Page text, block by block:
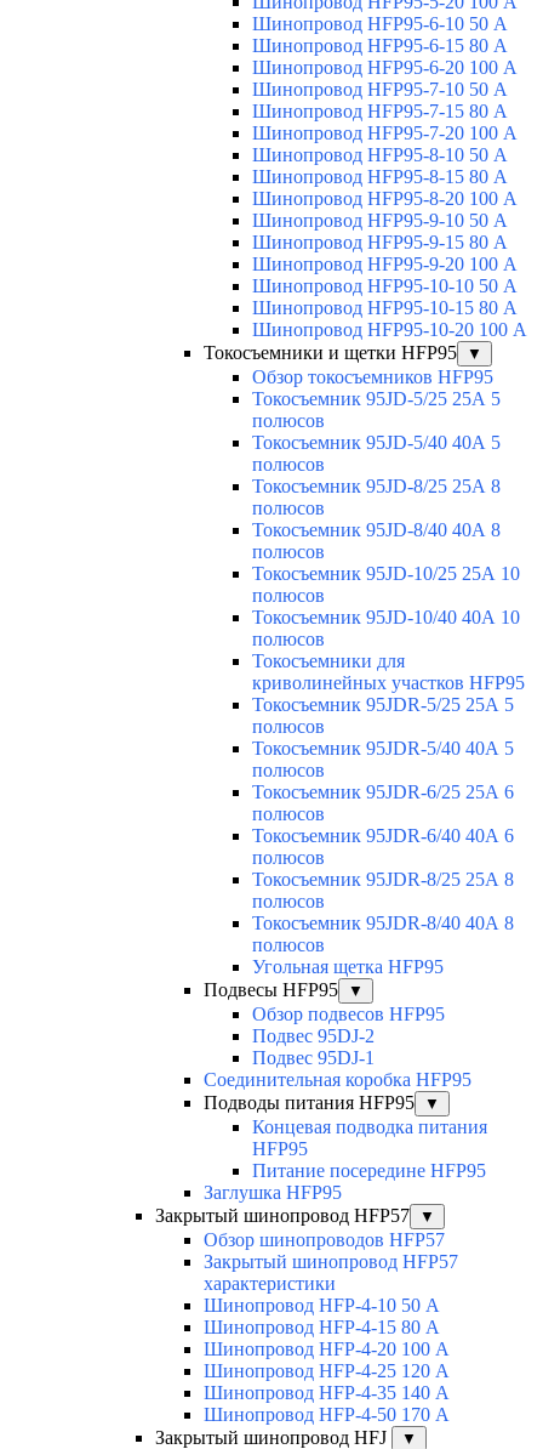
Шинопровод HFP95-6-10 50 А
Шинопровод HFP95-6-15 80 А
Шинопровод HFP95-6-20 100 А
Шинопровод HFP95-7-10 50 А
Шинопровод HFP95-7-15 80 А
Шинопровод HFP95-7-20 100 А
Шинопровод HFP95-8-10 50 А
Шинопровод HFP95-8-15 80 А
Шинопровод HFP95-8-20 100 А
Шинопровод HFP95-9-10 50 А
Шинопровод HFP95-9-15 80 А
Шинопровод HFP95-9-20 100 А
Шинопровод HFP95-10-10 50 А
Шинопровод HFP95-10-15 80 А
Шинопровод HFP95-10-20 100 А
Токосъемники и щетки HFP95
▼
Обзор токосъемников HFP95
Токосъемник 95JD-5/25 25А 5
полюсов
Токосъемник 95JD-5/40 40А 5
полюсов
Токосъемник 95JD-8/25 25А 8
полюсов
Токосъемник 95JD-8/40 40А 8
полюсов
Токосъемник 95JD-10/25 25А 10
полюсов
Токосъемник 95JD-10/40 40А 10
полюсов
Токосъемники для
криволинейных участков HFP95
Токосъемник 95JDR-5/25 25А 5
полюсов
Токосъемник 95JDR-5/40 40А 5
полюсов
Токосъемник 95JDR-6/25 25А 6
полюсов
Токосъемник 95JDR-6/40 40А 6
полюсов
Токосъемник 95JDR-8/25 25А 8
полюсов
Токосъемник 95JDR-8/40 40А 8
полюсов
Угольная щетка HFP95
Подвесы HFP95
▼
Обзор подвесов HFP95
Подвес 95DJ-2
Подвес 95DJ-1
Соединительная коробка HFP95
Подводы питания HFP95
▼
Концевая подводка питания
HFP95
Питание посередине HFP95
Заглушка HFP95
Закрытый шинопровод HFP57
▼
Обзор шинопроводов HFP57
Закрытый шинопровод HFP57
характеристики
Шинопровод HFP-4-10 50 А
Шинопровод HFP-4-15 80 А
Шинопровод HFP-4-20 100 А
Шинопровод HFP-4-25 120 А
Шинопровод HFP-4-35 140 А
Шинопровод HFP-4-50 170 А
Закрытый шинопровод HFJ
▼